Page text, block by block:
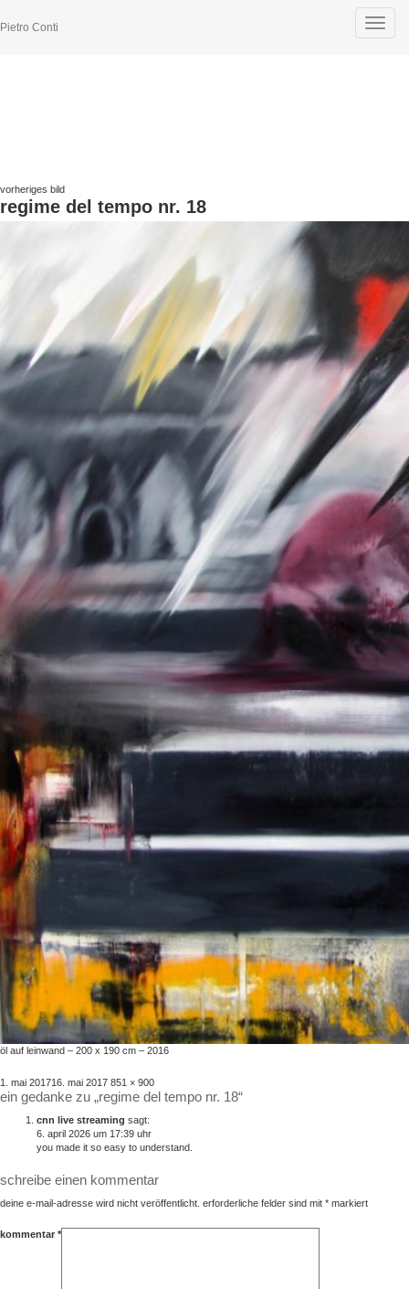
Toggle
Pietro Conti
vorheriges bild
regime del tempo nr. 18
öl auf leinwand – 200 x 190 cm – 2016
veröffentlicht
am
1. mai 201716. mai 2017 volle
größe
851 × 900
ein gedanke zu „regime del tempo nr. 18“
cnn live streaming sagt:
6. april 2026 um 17:39 uhr
you made it so easy to understand.
schreibe einen kommentar
deine e-mail-adresse wird nicht veröffentlicht. erforderliche felder sind mit * markiert
kommentar *